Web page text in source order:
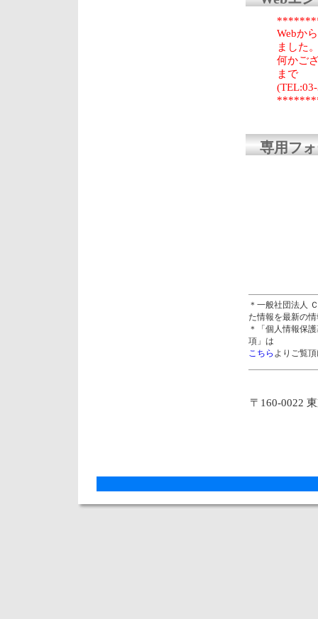
Webか
ました
何かご
まで
専用フ
＊一般社団法人
た情報を最新の
＊「個人情報保
項」は
こちら よりご覧
〒160-0022